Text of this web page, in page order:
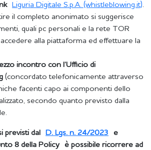
Liguria Digitale S.p.A. (whistleblowing.it).
il completo anonimato si suggerisce
quali pc personali e la rete TOR
alla piattaforma ed effettuare la
incontro con l’Ufficio di
(concordato telefonicamente attraverso
facenti capo ai componenti dello
secondo quanto previsto dalla
previsti dal D. Lgs. n. 24/2023 e
8 della Policy è possibile ricorrere ad